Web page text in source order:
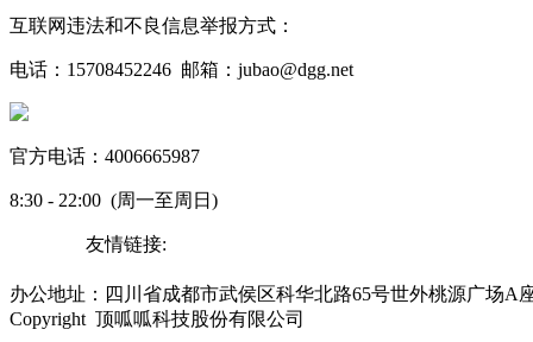
互联网违法和不良信息举报方式：
电话：15708452246 邮箱：jubao@dgg.net
官方电话：4006665987
8:30 - 22:00 (周一至周日)
友情链接:
办公地址：四川省成都市武侯区科华北路65号世外桃源广场A
Copyright 顶呱呱科技股份有限公司